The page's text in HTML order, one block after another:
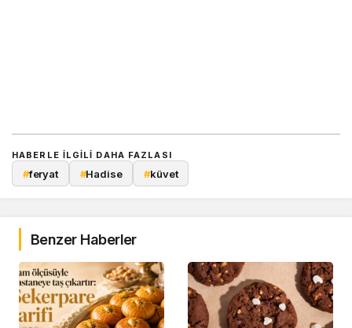
HABERLE ILGILI DAHA FAZLASI
#feryat #Hadise #küvet
Benzer Haberler